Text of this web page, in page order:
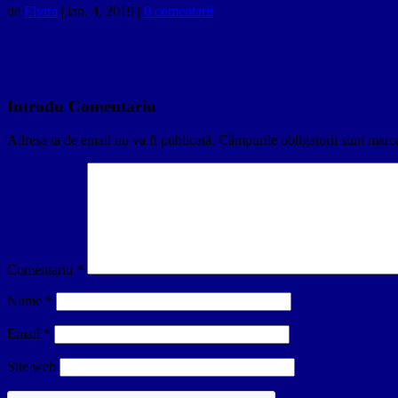
de Elvira | ian. 4, 2019 | 0 comentarii
Introdu Comentariu
Adresa ta de email nu va fi publicată. Câmpurile obligatorii sunt
Comentariu *
Nume *
Email *
Site web